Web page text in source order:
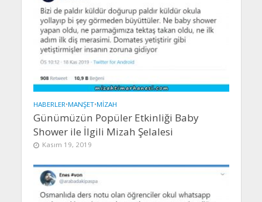
HABERLER•MANŞET•MIZAH
Günümüzün Popüler Etkinliği Baby
Shower ile İlgili Mizah Şelalesi
Kasım 19, 2019